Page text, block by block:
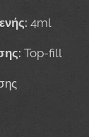
4ml
Top-fill